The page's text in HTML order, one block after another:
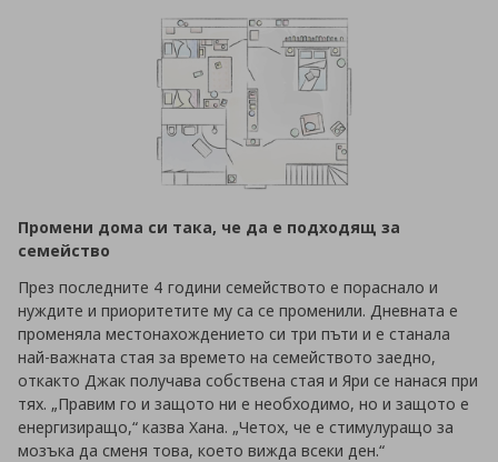
Промени дома си така, че да е подходящ за
семейство
През последните 4 години семейството е пораснало и
нуждите и приоритетите му са се променили. Дневната е
променяла местонахождението си три пъти и е станала
най-важната стая за времето на семейството заедно,
откакто Джак получава собствена стая и Яри се нанася при
тях. „Правим го и защото ни е необходимо, но и защото е
енергизиращо,“ казва Хана. „Четох, че е стимулуращо за
мозъка да сменя това, което вижда всеки ден.“